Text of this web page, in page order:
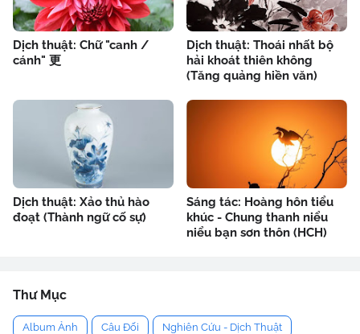
Dịch thuật: Chữ "canh /
cánh" 更
Dịch thuật: Thoái nhất bộ
hải khoát thiên không
(Tăng quảng hiền văn)
Dịch thuật: Xảo thủ hào
đoạt (Thành ngữ cố sự)
Sáng tác: Hoàng hôn tiểu
khúc - Chung thanh niểu
niểu bạn sơn thôn (HCH)
Thư Mục
Album Ảnh Câu Đối Nghiên Cứu - Dịch Thuật